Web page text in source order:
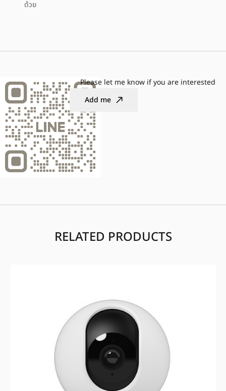
ด้วย
Please let me know if you are interested
Add me
RELATED PRODUCTS